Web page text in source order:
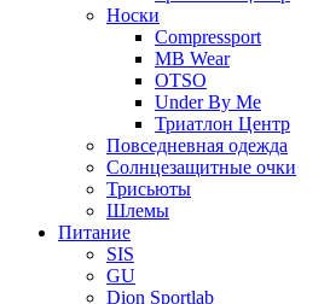
Носки
Compressport
MB Wear
OTSO
Under By Me
Триатлон Центр
Повседневная одежда
Солнцезащитные очки
Трисьюты
Шлемы
Питание
SIS
GU
Dion Sportlab